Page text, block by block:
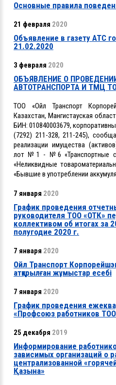
Основные правила
21 февраля 2020
Объявление в газету АТС
21.02.2020
3 февраля 2020
ОБЪЯВЛЕНИЕ О
АВТОТРАНСПОРТА И ТМЦ
ТОО «Ойл Транспорт
Казахстан, Мангистауская
БИН: 010840003679,
(7292) 211-328, 211-245),
реализации имущества
лот №1 - №6 «Транспортные
«Неликвидные
«Бывшие в употреблении
7 января 2020
График проведения
руководителя ТОО «ОТК»
коллективом об итогах за
полугодие 2020 г.
7 января 2020
Ойл Транспорт
атқарылған жұмыстар есебі
7 января 2020
График проведения
«Профсоюз работников
25 декабря 2019
Информирование
зависимых организаций о
централизованной
Қазына»